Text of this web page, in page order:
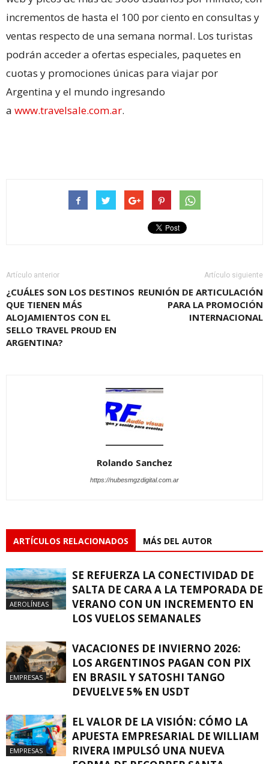
incrementos de hasta el 100 por ciento en consultas y
ventas respecto de una semana normal. Los turistas
podrán acceder a ofertas especiales, paquetes en
cuotas y promociones únicas para viajar por
Argentina y el mundo ingresando
a www.travelsale.com.ar.
Artículo anterior
¿CUÁLES SON LOS DESTINOS
QUE TIENEN MÁS
ALOJAMIENTOS CON EL
SELLO TRAVEL PROUD EN
ARGENTINA?
Artículo siguiente
REUNIÓN DE ARTICULACIÓN
PARA LA PROMOCIÓN
INTERNACIONAL
Rolando Sanchez
https://nubesmgzdigital.com.ar
ARTÍCULOS RELACIONADOS MÁS DEL AUTOR
AEROLÍNEAS
SE REFUERZA LA CONECTIVIDAD DE
SALTA DE CARA A LA TEMPORADA DE
VERANO CON UN INCREMENTO EN
LOS VUELOS SEMANALES
EMPRESAS
VACACIONES DE INVIERNO 2026:
LOS ARGENTINOS PAGAN CON PIX
EN BRASIL Y SATOSHI TANGO
DEVUELVE 5% EN USDT
EMPRESAS
EL VALOR DE LA VISIÓN: CÓMO LA
APUESTA EMPRESARIAL DE WILLIAM
RIVERA IMPULSÓ UNA NUEVA